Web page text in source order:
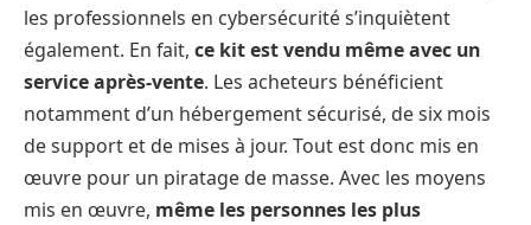
les professionnels en cybersécurité s’inquiètent
également. En fait, ce kit est vendu même avec un
service après-vente. Les acheteurs bénéficient
notamment d’un hébergement sécurisé, de six mois
de support et de mises à jour. Tout est donc mis en
œuvre pour un piratage de masse. Avec les moyens
mis en œuvre, même les personnes les plus